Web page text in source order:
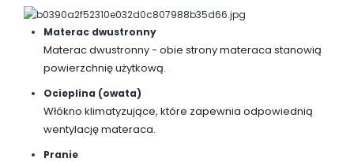
Materac dwustronny
Materac dwustronny - obie strony materaca stanowią
powierzchnię użytkową.
Ocieplina (owata)
Włókno klimatyzujące, które zapewnia odpowiednią
wentylację materaca.
Pranie